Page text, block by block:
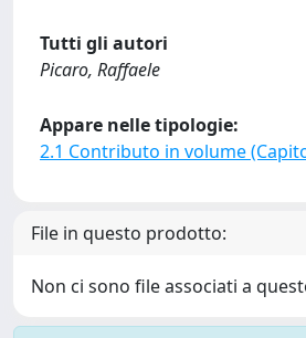
Tutti gli autori
Picaro, Raffaele
Appare nelle tipologie:
2.1 Contributo in volume
File in questo prodotto:
Non ci sono file associati a